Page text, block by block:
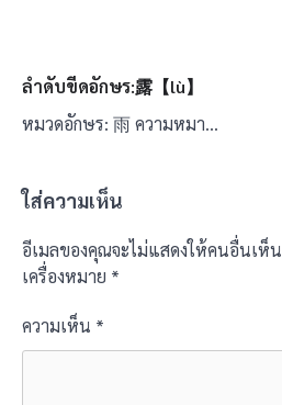
ลำดับขีดอักษร:露【lù】
หมวดอักษร: 雨 ความหมา…
ใส่ความเห็น
อีเมลของคุณจะไม่แสดงให้คนอื่นเห็น
เครื่องหมาย *
ความเห็น *